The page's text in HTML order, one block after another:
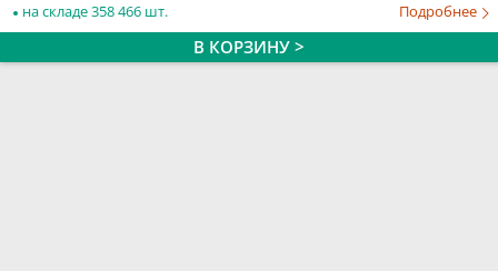
на складе 358 466 шт. Подробнее
В КОРЗИНУ >